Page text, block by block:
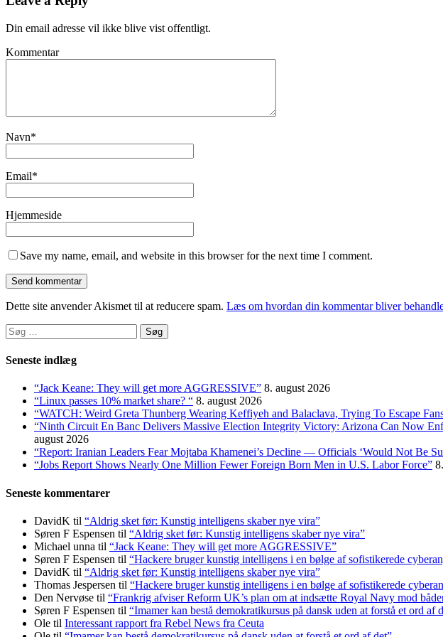
Din email adresse vil ikke blive vist offentligt.
Kommentar
Navn*
Email*
Hjemmeside
Save my name, email, and website in this browser for the next time I comment.
Dette site anvender Akismet til at reducere spam. Læs om hvordan din kommentar bliver
Søg
efter:
Seneste indlæg
“Jack Keane: They will get more AGGRESSIVE” 8. august 2026
“Linux passes 10% market share? “ 8. august 2026
“WATCH: Weird Greta Thunberg Wearing Keffiyeh and Balaclava, Trying To Escape
“Ninth Circuit En Banc Delivers Massive Election Integrity Victory: Arizona Can Now
august 2026
“Report: Iranian Leaders Fear Mojtaba Khamenei’s Decline — Officials ‘Would Not Be
“Jobs Report Shows Nearly One Million Fewer Foreign Born Men in U.S. Labor Force”
Seneste kommentarer
DavidK til “Aldrig sket før: Kunstig intelligens skaber nye vira”
Søren F Espensen til “Aldrig sket før: Kunstig intelligens skaber nye vira”
Michael unna til “Jack Keane: They will get more AGGRESSIVE”
Søren F Espensen til “Hackere bruger kunstig intelligens i en bølge af sofistikerede
DavidK til “Aldrig sket før: Kunstig intelligens skaber nye vira”
Thomas Jespersen til “Hackere bruger kunstig intelligens i en bølge af sofistikerede
Den Nervøse til “Frankrig afviser Reform UK’s plan om at indsætte Royal Navy mod
Søren F Espensen til “Imamer kan bestå demokratikursus på dansk uden at forstå et ord af
Ole til Interessant rapport fra Rebel News fra Ceuta